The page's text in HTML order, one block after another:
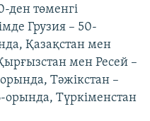
ден төменгі
Грузия – 50-
Қазақстан мен
мен Ресей –
Тәжікстан –
орында, Түркіменстан